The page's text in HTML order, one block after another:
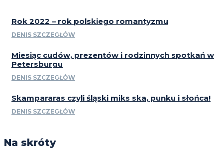
Rok 2022 – rok polskiego romantyzmu
DENIS SZCZEGŁÓW
Miesiąc cudów, prezentów i rodzinnych spotkań w
Petersburgu
DENIS SZCZEGŁÓW
Skampararas czyli śląski miks ska, punku i słońca!
DENIS SZCZEGŁÓW
Na skróty